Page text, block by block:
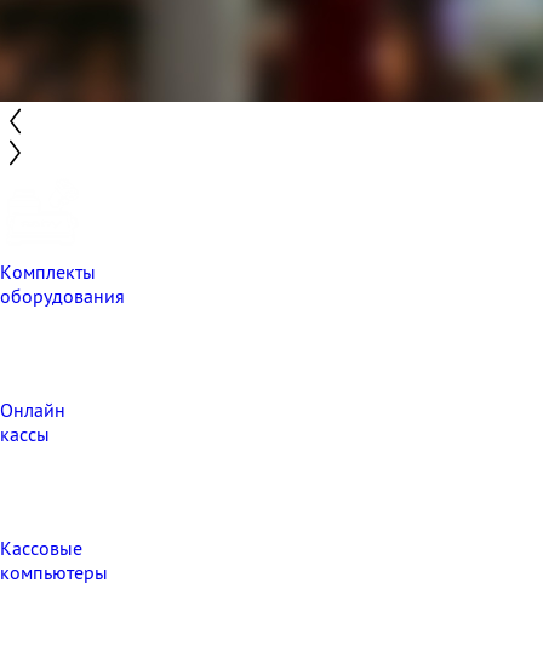
Комплекты
оборудования
Онлайн
кассы
Кассовые
компьютеры